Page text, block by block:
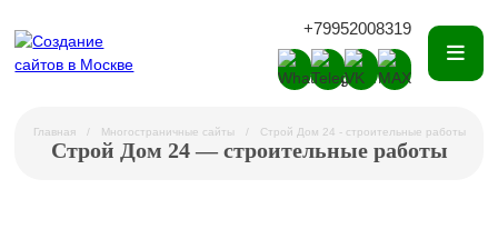
+79952008319
Главная Многостраничные сайты Строй Дом 24 - строительные работы
Строй Дом 24 — строительные работы